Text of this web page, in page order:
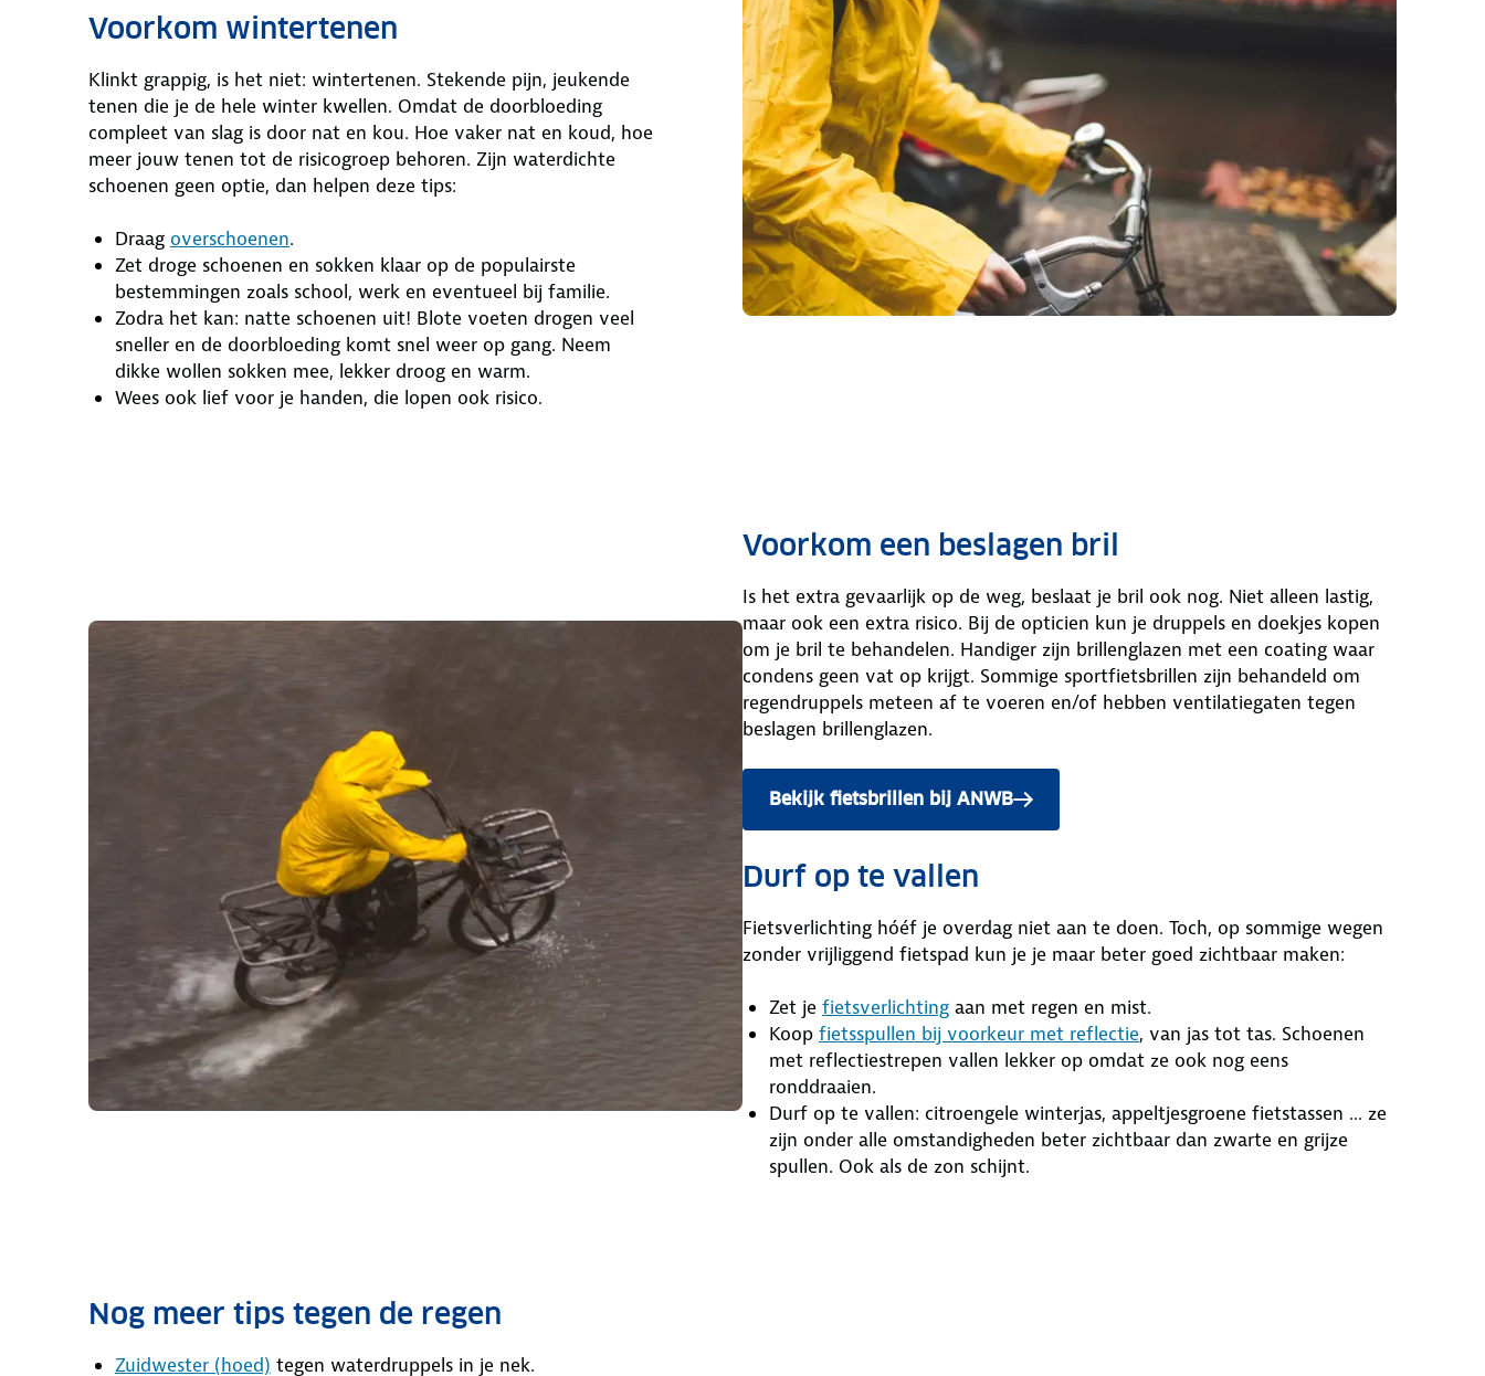
Voorkom wintertenen
Klinkt grappig, is het niet: wintertenen. Stekende pijn, jeukende
tenen die je de hele winter kwellen. Omdat de doorbloeding
compleet van slag is door nat en kou. Hoe vaker nat en koud, hoe
meer jouw tenen tot de risicogroep behoren. Zijn waterdichte
schoenen geen optie, dan helpen deze tips:
Draag overschoenen.
Zet droge schoenen en sokken klaar op de populairste
bestemmingen zoals school, werk en eventueel bij familie.
Zodra het kan: natte schoenen uit! Blote voeten drogen veel
sneller en de doorbloeding komt snel weer op gang. Neem
dikke wollen sokken mee, lekker droog en warm.
Wees ook lief voor je handen, die lopen ook risico.
Voorkom een beslagen bril
Is het extra gevaarlijk op de weg, beslaat je bril ook nog. Niet alleen lastig,
maar ook een extra risico. Bij de opticien kun je druppels en doekjes kopen
om je bril te behandelen. Handiger zijn brillenglazen met een coating waar
condens geen vat op krijgt. Sommige sportfietsbrillen zijn behandeld om
regendruppels meteen af te voeren en/of hebben ventilatiegaten tegen
beslagen brillenglazen.
Bekijk fietsbrillen bij ANWB
Durf op te vallen
Fietsverlichting hóéf je overdag niet aan te doen. Toch, op sommige wegen
zonder vrijliggend fietspad kun je je maar beter goed zichtbaar maken:
Zet je fietsverlichting aan met regen en mist.
Koop fietsspullen bij voorkeur met reflectie, van jas tot tas. Schoenen
met reflectiestrepen vallen lekker op omdat ze ook nog eens
ronddraaien.
Durf op te vallen: citroengele winterjas, appeltjesgroene fietstassen ... ze
zijn onder alle omstandigheden beter zichtbaar dan zwarte en grijze
spullen. Ook als de zon schijnt.
Nog meer tips tegen de regen
Zuidwester (hoed) tegen waterdruppels in je nek.